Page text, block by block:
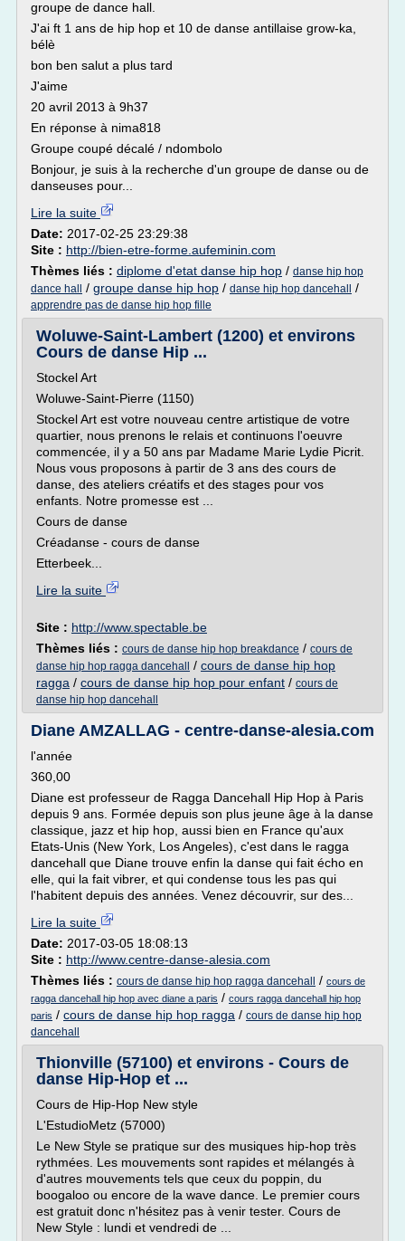
groupe de dance hall.
J'ai ft 1 ans de hip hop et 10 de danse antillaise grow-ka,
bélè
bon ben salut a plus tard
J'aime
20 avril 2013 à 9h37
En réponse à nima818
Groupe coupé décalé / ndombolo
Bonjour, je suis à la recherche d'un groupe de danse ou de
danseuses pour...
Lire la suite
Date: 2017-02-25 23:29:38
Site : http://bien-etre-forme.aufeminin.com
Thèmes liés : diplome d'etat danse hip hop / danse hip hop
dance hall
/ groupe danse hip hop / danse hip hop dancehall /
apprendre pas de danse hip hop fille
Woluwe-Saint-Lambert (1200) et environs
Cours de danse Hip ...
Stockel Art
Woluwe-Saint-Pierre (1150)
Stockel Art est votre nouveau centre artistique de votre
quartier, nous prenons le relais et continuons l'oeuvre
commencée, il y a 50 ans par Madame Marie Lydie Picrit.
Nous vous proposons à partir de 3 ans des cours de
danse, des ateliers créatifs et des stages pour vos
enfants. Notre promesse est ...
Cours de danse
Créadanse - cours de danse
Etterbeek...
Lire la suite
Site : http://www.spectable.be
Thèmes liés : cours de danse hip hop breakdance / cours de
danse hip hop ragga dancehall
/ cours de danse hip hop
ragga / cours de danse hip hop pour enfant / cours de
danse hip hop dancehall
Diane AMZALLAG - centre-danse-alesia.com
l'année
360,00
Diane est professeur de Ragga Dancehall Hip Hop à Paris
depuis 9 ans. Formée depuis son plus jeune âge à la danse
classique, jazz et hip hop, aussi bien en France qu'aux
Etats-Unis (New York, Los Angeles), c'est dans le ragga
dancehall que Diane trouve enfin la danse qui fait écho en
elle, qui la fait vibrer, et qui condense tous les pas qui
l'habitent depuis des années. Venez découvrir, sur des...
Lire la suite
Date: 2017-03-05 18:08:13
Site : http://www.centre-danse-alesia.com
Thèmes liés : cours de danse hip hop ragga dancehall / cours de
ragga dancehall hip hop avec diane a paris / cours ragga dancehall hip hop
paris / cours de danse hip hop ragga / cours de danse hip hop
dancehall
Thionville (57100) et environs - Cours de
danse Hip-Hop et ...
Cours de Hip-Hop New style
L'EstudioMetz (57000)
Le New Style se pratique sur des musiques hip-hop très
rythmées. Les mouvements sont rapides et mélangés à
d'autres mouvements tels que ceux du poppin, du
boogaloo ou encore de la wave dance. Le premier cours
est gratuit donc n'hésitez pas à venir tester. Cours de
New Style : lundi et vendredi de ...